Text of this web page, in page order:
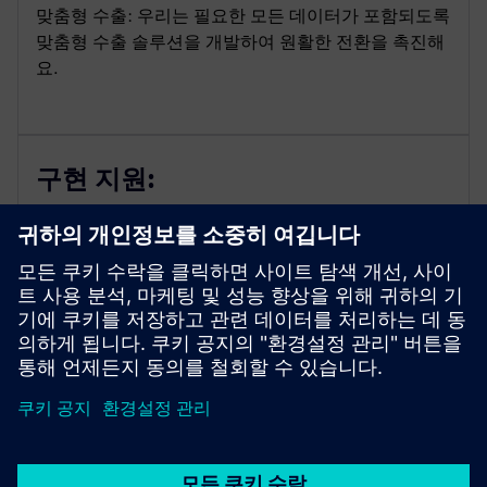
맞춤형 수출: 우리는 필요한 모든 데이터가 포함되도록
맞춤형 수출 솔루션을 개발하여 원활한 전환을 촉진해
요.
구현 지원:
통합 지원: 저희 전문가들이 사용자 지정 수출 솔루션
을 구현하여 선택한 도구와 원활하게 통합되도록 도와
줄 거예요.